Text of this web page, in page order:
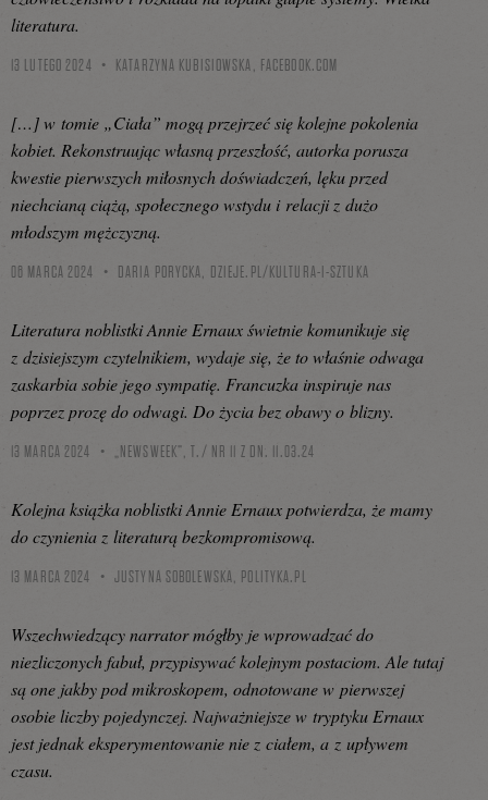
literatura.
13 LUTEGO 2024 KATARZYNA KUBISIOWSKA, FACEBOOK.COM
[…] w tomie „Ciała” mogą przejrzeć się kolejne pokolenia
kobiet. Rekonstruując własną przeszłość, autorka porusza
kwestie pierwszych miłosnych doświadczeń, lęku przed
niechcianą ciążą, społecznego wstydu i relacji z dużo
młodszym mężczyzną.
06 MARCA 2024 DARIA PORYCKA, DZIEJE.PL/KULTURA-I-SZTUKA
Literatura noblistki Annie Ernaux świetnie komunikuje się
z dzisiejszym czytelnikiem, wydaje się, że to właśnie odwaga
zaskarbia sobie jego sympatię. Francuzka inspiruje nas
poprzez prozę do odwagi. Do życia bez obawy o blizny.
13 MARCA 2024 „NEWSWEEK”, T./ NR 11 Z DN. 11.03.24
Kolejna książka noblistki Annie Ernaux potwierdza, że mamy
do czynienia z literaturą bezkompromisową.
13 MARCA 2024 JUSTYNA SOBOLEWSKA, POLITYKA.PL
Wszechwiedzący narrator mógłby je wprowadzać do
niezliczonych fabuł, przypisywać kolejnym postaciom. Ale tutaj
są one jakby pod mikroskopem, odnotowane w pierwszej
osobie liczby pojedynczej. Najważniejsze w tryptyku Ernaux
jest jednak eksperymentowanie nie z ciałem, a z upływem
czasu.